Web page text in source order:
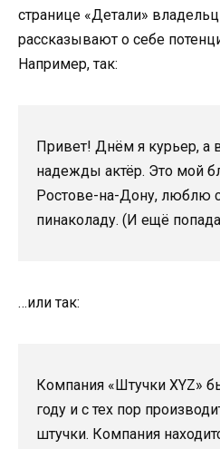
странице «Детали»
рассказывают о себе
Например, так:
Привет! Днём я курьер,
надежды актёр. Это мой
Ростове-на-Дону, люблю
пинаколаду. (И ещё
…или так:
Компания «Штучки XYZ»
году и с тех пор
штучки. Компания